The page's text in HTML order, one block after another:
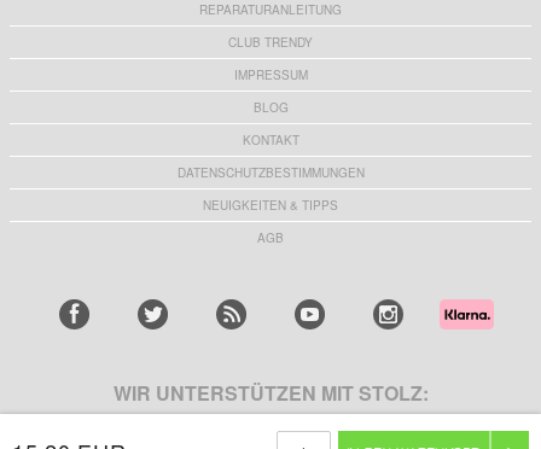
REPARATURANLEITUNG
CLUB TRENDY
IMPRESSUM
BLOG
KONTAKT
DATENSCHUTZBESTIMMUNGEN
NEUIGKEITEN & TIPPS
AGB
WIR UNTERSTÜTZEN MIT STOLZ: